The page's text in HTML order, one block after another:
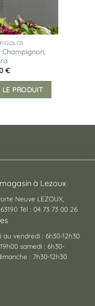
€
LE PRODUIT
à Lezoux
Neuve LEZOUX,
Tél : 04 73 73 00 26
au vendredi : 6h30-12h30
samedi : 6h30-
: 7h30-12h30